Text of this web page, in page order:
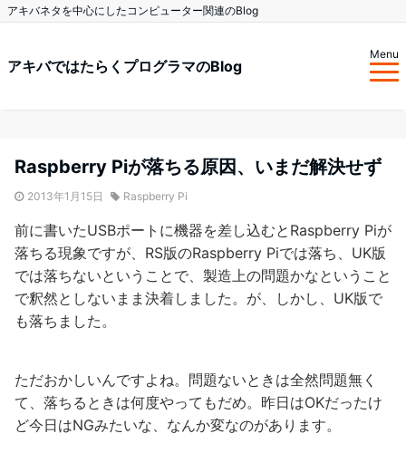
アキバネタを中心にしたコンピューター関連のBlog
アキバではたらくプログラマのBlog
Menu
Raspberry Piが落ちる原因、いまだ解決せず
2013年1月15日 Raspberry Pi
前に書いたUSBポートに機器を差し込むとRaspberry Piが
落ちる現象ですが、RS版のRaspberry Piでは落ち、UK版
では落ちないということで、製造上の問題かなということ
で釈然としないまま決着しました。が、しかし、UK版で
も落ちました。
ただおかしいんですよね。問題ないときは全然問題無く
て、落ちるときは何度やってもだめ。昨日はOKだったけ
ど今日はNGみたいな、なんか変なのがあります。